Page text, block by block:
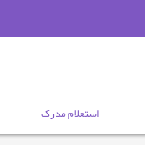
استعلام مدرک